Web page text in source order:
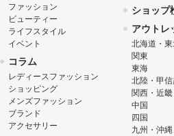
ファッション
ビューティー
ライフスタイル
イベント
コラム
レディースファッション
ショッピング
メンズファッション
ブランド
アクセサリー
ショップ
アウトレ
北海道・
関東
東海
北陸・甲信
関西・近畿
中国
四国
九州・沖縄